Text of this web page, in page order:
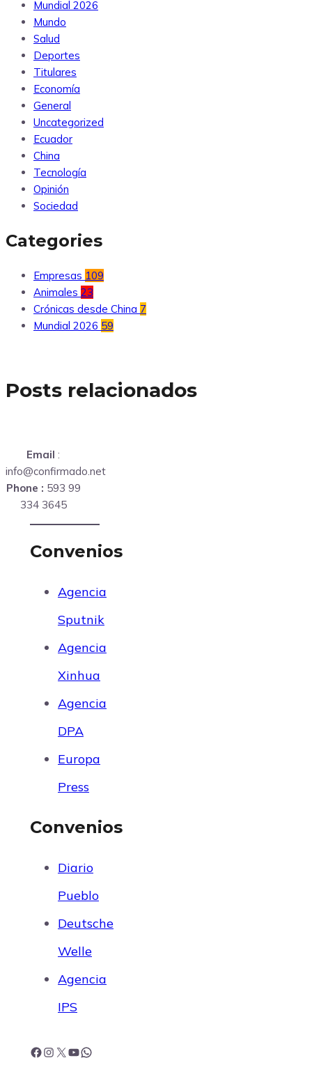
Mundial 2026
Mundo
Salud
Deportes
Titulares
Economía
General
Uncategorized
Ecuador
China
Tecnología
Opinión
Sociedad
Categories
Empresas 109
Animales 23
Crónicas desde China 7
Mundial 2026 59
Posts relacionados
Email :
info@confirmado.net
Phone : 593 99
334 3645
Convenios
Agencia
Sputnik
Agencia
Xinhua
Agencia
DPA
Europa
Press
Convenios
Diario
Pueblo
Deutsche
Welle
Agencia
IPS